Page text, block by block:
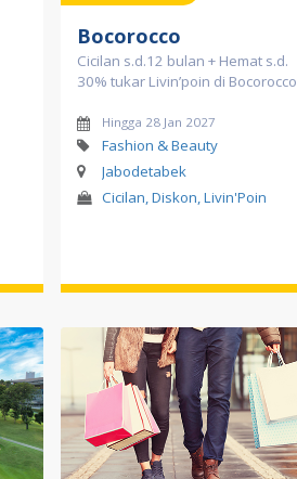
Bocorocco
Cicilan s.d.12 bulan + Hemat s.d.
30% tukar Livin’poin di Bocorocco
Hingga 28 Jan 2027
Fashion & Beauty
Jabodetabek
Cicilan, Diskon, Livin'Poin